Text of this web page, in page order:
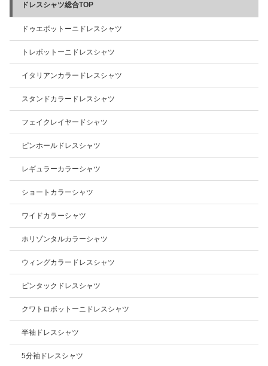
ドレスシャツ総合TOP
ドゥエボットーニドレスシャツ
トレボットーニドレスシャツ
イタリアンカラードレスシャツ
スタンドカラードレスシャツ
フェイクレイヤードシャツ
ピンホールドレスシャツ
レギュラーカラーシャツ
ショートカラーシャツ
ワイドカラーシャツ
ホリゾンタルカラーシャツ
ウィングカラードレスシャツ
ピンタックドレスシャツ
クワトロボットーニドレスシャツ
半袖ドレスシャツ
5分袖ドレスシャツ